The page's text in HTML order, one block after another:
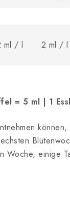
ml / l 2 ml / l
= 5 ml | 1
Woche, einige